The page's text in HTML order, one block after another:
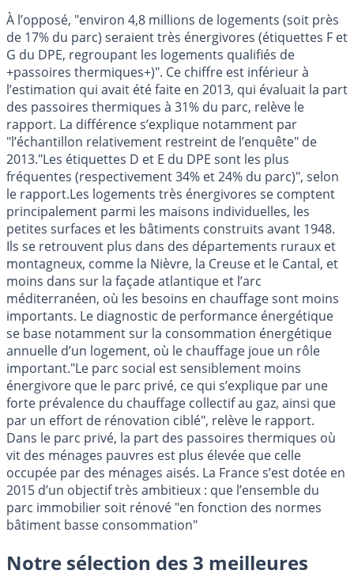
À l’opposé, "environ 4,8 millions de logements (soit près
de 17% du parc) seraient très énergivores (étiquettes F et
G du DPE, regroupant les logements qualifiés de
+passoires thermiques+)". Ce chiffre est inférieur à
l’estimation qui avait été faite en 2013, qui évaluait la part
des passoires thermiques à 31% du parc, relève le
rapport. La différence s’explique notamment par
"l’échantillon relativement restreint de l’enquête" de
2013."Les étiquettes D et E du DPE sont les plus
fréquentes (respectivement 34% et 24% du parc)", selon
le rapport.Les logements très énergivores se comptent
principalement parmi les maisons individuelles, les
petites surfaces et les bâtiments construits avant 1948.
Ils se retrouvent plus dans des départements ruraux et
montagneux, comme la Nièvre, la Creuse et le Cantal, et
moins dans sur la façade atlantique et l’arc
méditerranéen, où les besoins en chauffage sont moins
importants. Le diagnostic de performance énergétique
se base notamment sur la consommation énergétique
annuelle d’un logement, où le chauffage joue un rôle
important."Le parc social est sensiblement moins
énergivore que le parc privé, ce qui s’explique par une
forte prévalence du chauffage collectif au gaz, ainsi que
par un effort de rénovation ciblé", relève le rapport.
Dans le parc privé, la part des passoires thermiques où
vit des ménages pauvres est plus élevée que celle
occupée par des ménages aisés. La France s’est dotée en
2015 d’un objectif très ambitieux : que l’ensemble du
parc immobilier soit rénové "en fonction des normes
bâtiment basse consommation"
Notre sélection des 3 meilleures